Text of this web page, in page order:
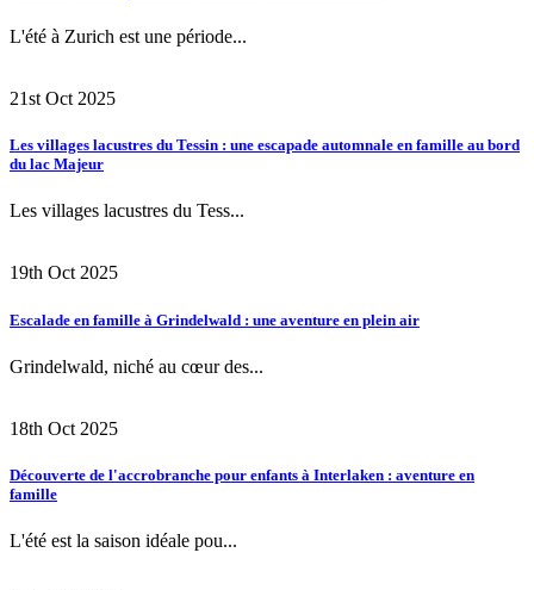
L'été à Zurich est une période...
21st Oct 2025
Les villages lacustres du Tessin : une escapade automnale en famille au bord
du lac Majeur
Les villages lacustres du Tess...
19th Oct 2025
Escalade en famille à Grindelwald : une aventure en plein air
Grindelwald, niché au cœur des...
18th Oct 2025
Découverte de l'accrobranche pour enfants à Interlaken : aventure en
famille
L'été est la saison idéale pou...